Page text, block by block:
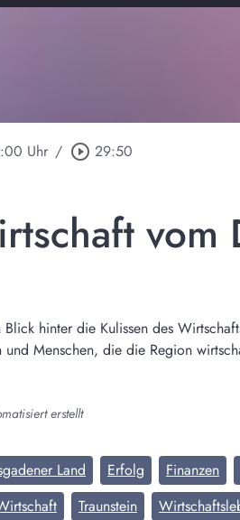
Uhr / play_circle_outline 29:50
hinter die Kulissen des
und Menschen, die die Region
erstellt
Land Erfolg Finanzen
Traunstein